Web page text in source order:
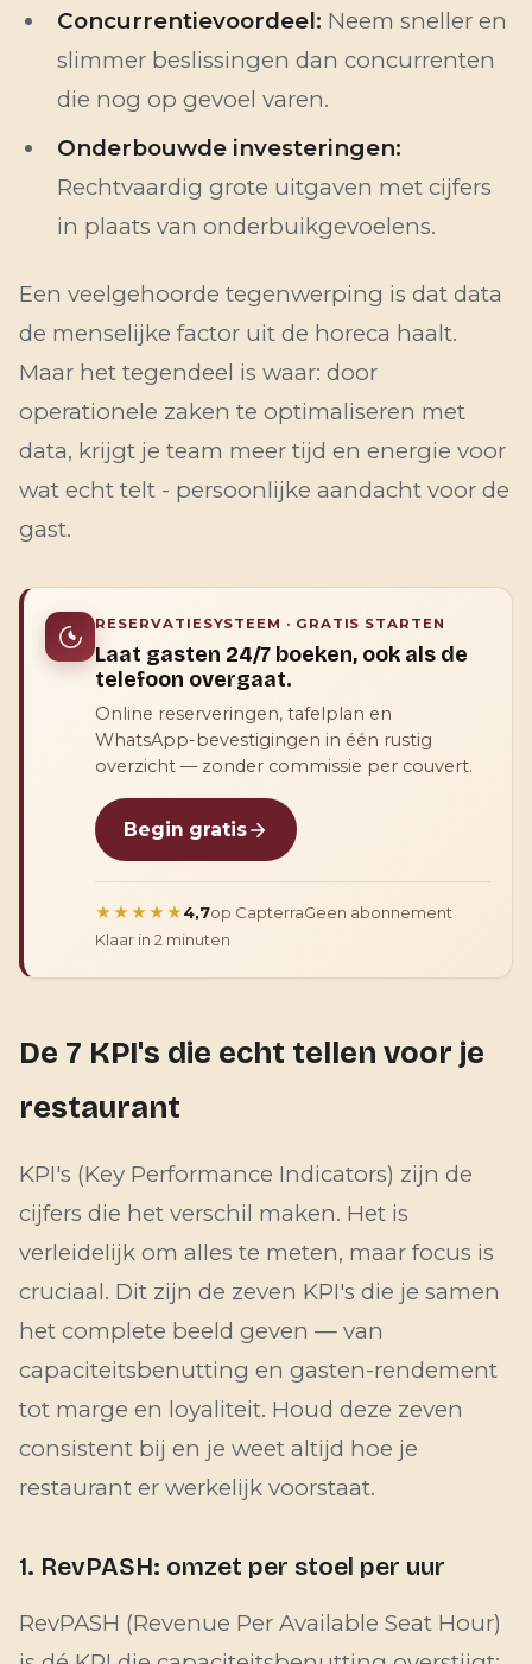
Concurrentievoordeel: Neem sneller en
slimmer beslissingen dan concurrenten
die nog op gevoel varen.
Onderbouwde investeringen:
Rechtvaardig grote uitgaven met cijfers
in plaats van onderbuikgevoelens.
Een veelgehoorde tegenwerping is dat data
de menselijke factor uit de horeca haalt.
Maar het tegendeel is waar: door
operationele zaken te optimaliseren met
data, krijgt je team meer tijd en energie voor
wat echt telt - persoonlijke aandacht voor de
gast.
RESERVATIESYSTEEM · GRATIS STARTEN
Laat gasten 24/7 boeken, ook als de
telefoon overgaat.
Online reserveringen, tafelplan en
WhatsApp-bevestigingen in één rustig
overzicht — zonder commissie per couvert.
Begin gratis
★★★★★4,7op CapterraGeen abonnement
Klaar in 2 minuten
De 7 KPI's die echt tellen voor je
restaurant
KPI's (Key Performance Indicators) zijn de
cijfers die het verschil maken. Het is
verleidelijk om alles te meten, maar focus is
cruciaal. Dit zijn de zeven KPI's die je samen
het complete beeld geven — van
capaciteitsbenutting en gasten-rendement
tot marge en loyaliteit. Houd deze zeven
consistent bij en je weet altijd hoe je
restaurant er werkelijk voorstaat.
1. RevPASH: omzet per stoel per uur
RevPASH (Revenue Per Available Seat Hour)